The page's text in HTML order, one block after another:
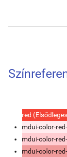
red
mdui-color-
mdui-color-
mdui-color-